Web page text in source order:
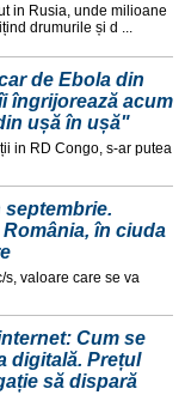
in Rusia, unde milioane
drumurile și d ...
de Ebola din
îngrijorează acum
ușă în ușă"
in RD Congo, s-ar putea
septembrie.
în ciuda
s, valoare care se va
Cum se
digitală. Prețul
să dispară